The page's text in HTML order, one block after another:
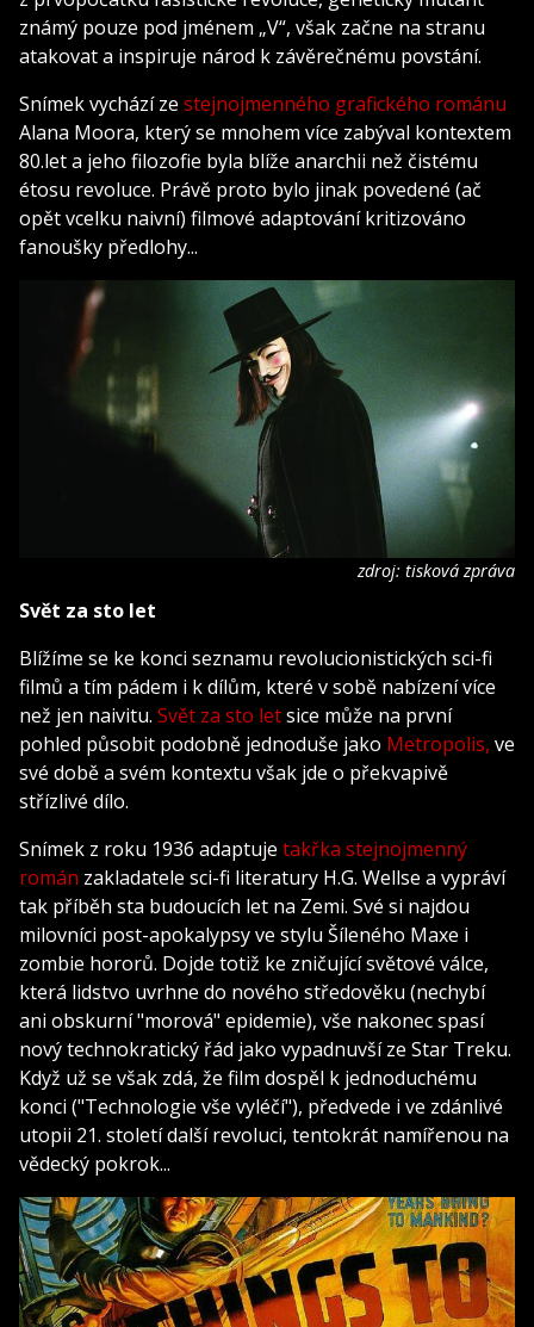
známý pouze pod jménem „V“, však začne na stranu
atakovat a inspiruje národ k závěrečnému povstání.
Snímek vychází ze stejnojmenného grafického románu
Alana Moora, který se mnohem více zabýval kontextem
80.let a jeho filozofie byla blíže anarchii než čistému
étosu revoluce. Právě proto bylo jinak povedené (ač
opět vcelku naivní) filmové adaptování kritizováno
fanoušky předlohy...
zdroj: tisková zpráva
Svět za sto let
Blížíme se ke konci seznamu revolucionistických sci-fi
filmů a tím pádem i k dílům, které v sobě nabízení více
než jen naivitu. Svět za sto letsice může na první
pohled působit podobně jednoduše jako Metropolis, ve
své době a svém kontextu však jde o překvapivě
střízlivé dílo.
Snímek z roku 1936 adaptuje takřka stejnojmenný
román zakladatele sci-fi literatury H.G. Wellse a vypráví
tak příběh sta budoucích let na Zemi. Své si najdou
milovníci post-apokalypsy ve stylu Šíleného Maxe i
zombie hororů. Dojde totiž ke zničující světové válce,
která lidstvo uvrhne do nového středověku (nechybí
ani obskurní "morová" epidemie), vše nakonec spasí
nový technokratický řád jako vypadnuvší ze Star Treku.
Když už se však zdá, že film dospěl k jednoduchému
konci ("Technologie vše vyléčí"), předvede i ve zdánlivé
utopii 21. století další revoluci, tentokrát namířenou na
vědecký pokrok...